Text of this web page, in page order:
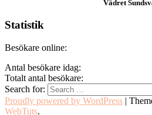
Vädret
Statistik
Besökare online:
Antal besökare idag:
Totalt antal besökare:
Search for:
Proudly powered by WordPress |
WebTuts.